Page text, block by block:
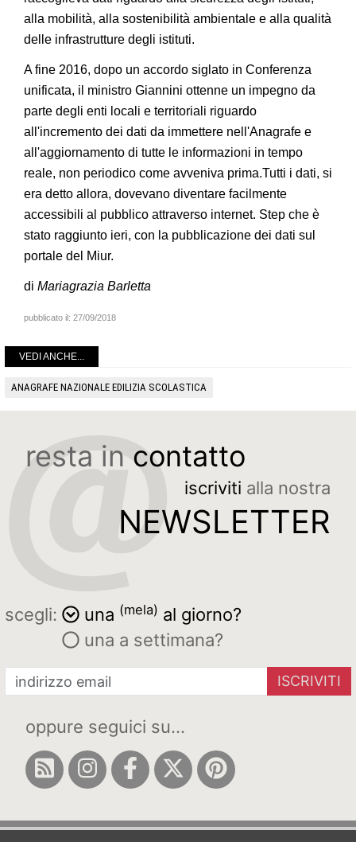
alla mobilità, alla sostenibilità ambientale e alla qualità
delle infrastrutture degli istituti.
A fine 2016, dopo un accordo siglato in Conferenza
unificata, il ministro Giannini ottenne un impegno da
parte degli enti locali e territoriali riguardo
all'incremento dei dati da immettere nell'Anagrafe e
all'aggiornamento di tutte le informazioni in tempo
reale, non periodico come avveniva prima.Tutti i dati, si
era detto allora, dovevano diventare facilmente
accessibili al pubblico attraverso internet. Step che è
stato raggiunto ieri, con la pubblicazione dei dati sul
portale del Miur.
di Mariagrazia Barletta
pubblicato il: 27/09/2018
VEDI ANCHE...
ANAGRAFE NAZIONALE EDILIZIA SCOLASTICA
resta in contatto
iscriviti alla nostra
NEWSLETTER
scegli: una (mela) al giorno?
una a settimana?
ISCRIVITI
oppure seguici su...